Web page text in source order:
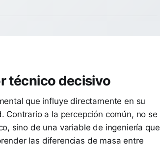
técnico decisivo
que influye directamente en su
a la percepción común, no se
sino de una variable de ingeniería que
las diferencias de masa entre